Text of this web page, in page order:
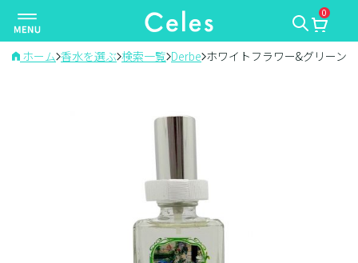
ナ
ビ
ゲ
0
ホーム 香水を選ぶ 検索一覧 Derbe ホワイトフラワー&グリーン